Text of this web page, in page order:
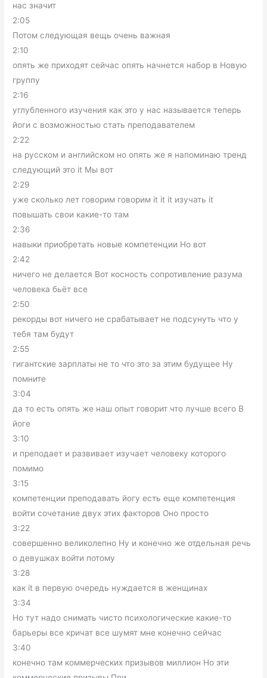
нас значит
2:05
Потом следующая вещь очень важная
2:10
опять же приходят сейчас опять начнется набор в Новую
группу
2:16
углубленного изучения как это у нас называется теперь
йоги с возможностью стать преподавателем
2:22
на русском и английском но опять же я напоминаю тренд
следующий это it Мы вот
2:29
уже сколько лет говорим говорим it it it изучать it
повышать свои какие-то там
2:36
навыки приобретать новые компетенции Но вот
2:42
ничего не делается Вот косность сопротивление разума
человека бьёт все
2:50
рекорды вот ничего не срабатывает не подсунуть что у
тебя там будут
2:55
гигантские зарплаты не то что это за этим будущее Ну
помните
3:04
да то есть опять же наш опыт говорит что лучше всего В
йоге
3:10
и преподает и развивает изучает человеку которого
помимо
3:15
компетенции преподавать йогу есть еще компетенция
войти сочетание двух этих факторов Оно просто
3:22
совершенно великолепно Ну и конечно же отдельная речь
о девушках войти потому
3:28
как it в первую очередь нуждается в женщинах
3:34
Но тут надо снимать чисто психологические какие-то
барьеры все кричат все шумят мне конечно сейчас
3:40
конечно там коммерческих призывов миллион Но эти